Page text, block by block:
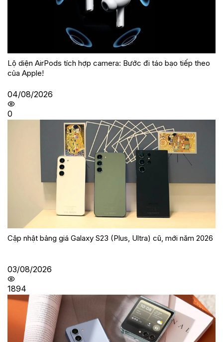
Lộ diện AirPods tích hợp camera: Bước đi táo bạo tiếp theo
của Apple!
04/08/2026
0
Cập nhật bảng giá Galaxy S23 (Plus, Ultra) cũ, mới năm 2026
03/08/2026
1894